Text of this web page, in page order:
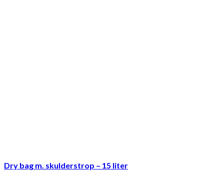
Dry bag m. skulderstrop – 15 liter